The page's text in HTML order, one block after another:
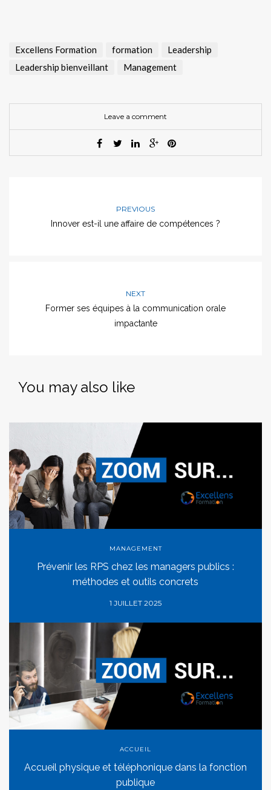
Excellens Formation formation
Leadership
Leadership bienveillant
Management
Leave a comment
PREVIOUS
Innover est-il une affaire de compétences ?
NEXT
Former ses équipes à la communication orale
impactante
You may also like
MANAGEMENT
Prévenir les RPS chez les managers publics :
méthodes et outils concrets
1 JUILLET 2025
ACCUEIL
Accueil physique et téléphonique dans la fonction
publique